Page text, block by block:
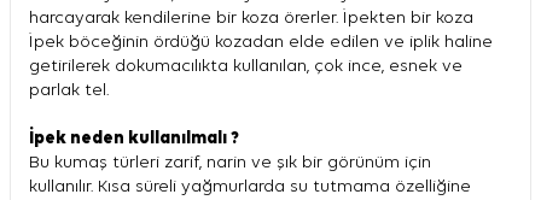
harcayarak kendilerine bir koza örerler. İpekten bir koza
İpek böceğinin ördüğü kozadan elde edilen ve iplik haline
getirilerek dokumacılıkta kullanılan, çok ince, esnek ve
parlak tel.
İpek neden kullanılmalı ?
Bu kumaş türleri zarif, narin ve şık bir görünüm için
kullanılır. Kısa süreli yağmurlarda su tutmama özelliğine